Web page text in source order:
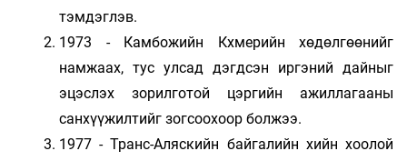
тэмдэглэв.
1973 - Камбожийн Кхмерийн хөдөлгөөнийг
намжаах, тус улсад дэгдсэн иргэний дайныг
эцэслэх зорилготой цэргийн ажиллагааны
санхүүжилтийг зогсоохоор болжээ.
1977 - Транс-Аляскийн байгалийн хийн хоолой